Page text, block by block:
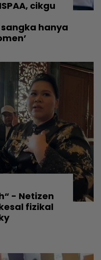
cikgu
hanya
- Netizen
fizikal